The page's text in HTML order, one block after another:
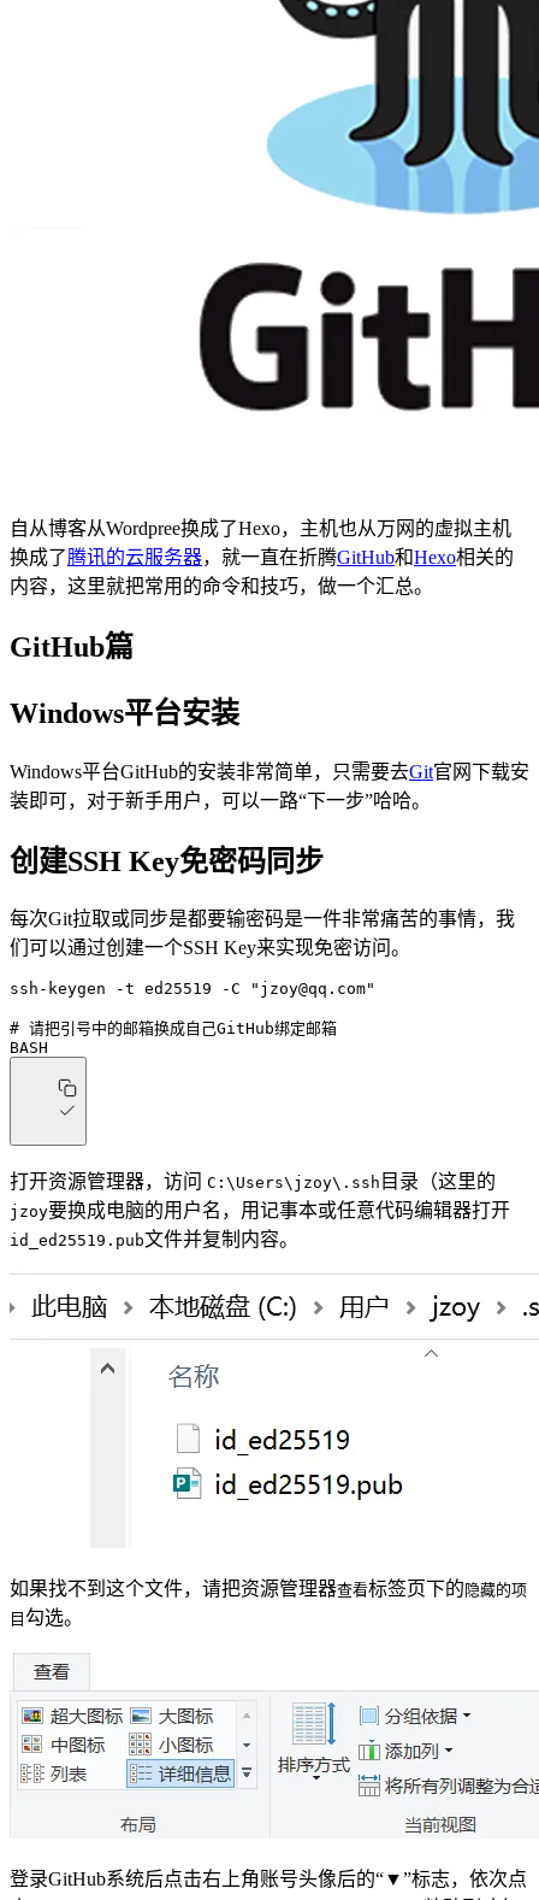
自从博客从Wordpree换成了Hexo，主机也从万网的虚拟主机
换成了腾讯的云服务器，就一直在折腾GitHub和Hexo相关的
内容，这里就把常用的命令和技巧，做一个汇总。
GitHub篇
Windows平台安装
Windows平台GitHub的安装非常简单，只需要去Git官网下载安
装即可，对于新手用户，可以一路“下一步”哈哈。
创建SSH Key免密码同步
每次Git拉取或同步是都要输密码是一件非常痛苦的事情，我
们可以通过创建一个SSH Key来实现免密访问。
ssh-keygen -t ed25519 -C "jzoy@qq.com"
# 请把引号中的邮箱换成自己GitHub绑定邮箱
BASH
打开资源管理器，访问 C:\Users\jzoy\.ssh 目录（这里的
jzoy要换成电脑的用户名，用记事本或任意代码编辑器打开
id_ed25519.pub文件并复制内容。
如果找不到这个文件，请把资源管理器查看标签页下的 隐藏的项
目 勾选。
登录GitHub系统后点击右上角账号头像后的“▼”标志，依次点